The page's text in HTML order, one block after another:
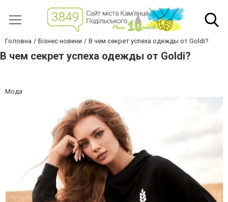
Головна Бізнес новини В чем секрет успеха одежды от Goldi?
В чем секрет успеха одежды от Goldi?
Мода